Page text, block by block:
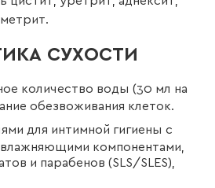
СУХОСТИ
количество воды (30 мл на
обезвоживания клеток.
для интимной гигиены с
компонентами,
и парабенов (SLS/SLES),